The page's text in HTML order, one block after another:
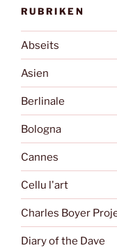
RUBRIKEN
Abseits
Asien
Berlinale
Bologna
Cannes
Cellu l'art
Charles Boyer
Diary of the Dave